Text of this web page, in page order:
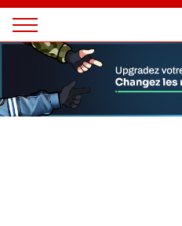
Magazine
Raids
Panneau de gestion des cookies